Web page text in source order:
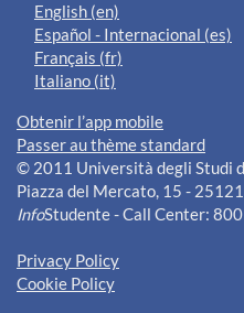
English ‎(en)‎
Español - Internacional ‎(es)‎
Français ‎(fr)‎
Italiano ‎(it)‎
Obtenir l’app mobile
Passer au thème standard
© 2011 Università degli Studi
Piazza del Mercato, 15 -
InfoStudente - Call Center:
Privacy Policy
Cookie Policy